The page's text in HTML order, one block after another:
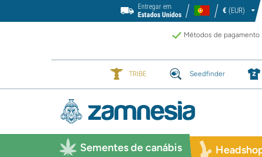
Entregar em
Estados Unidos
€ (EUR)
Métodos de pagamento
TRIBE Seedfinder
Sementes de canábis